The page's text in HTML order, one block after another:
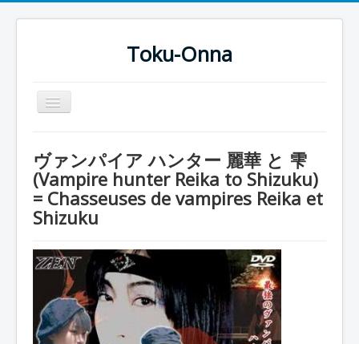
Toku-Onna
Basculer
la
Toku-Actrices
Toku-Critiques
Séries
Films
COSAA
Dessins
Artiste Asperger
ヴァンパイア ハンター 麗華 と 雫
(Vampire hunter Reika to Shizuku)
= Chasseuses de vampires Reika et
Shizuku